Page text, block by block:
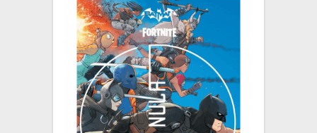
PRODEJNY
XZONE KLUB